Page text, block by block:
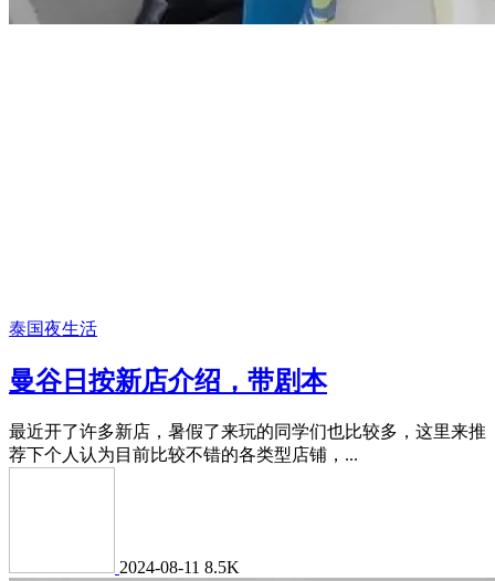
泰国夜生活
曼谷日按新店介绍，带剧本
最近开了许多新店，暑假了来玩的同学们也比较多，这里来推
荐下个人认为目前比较不错的各类型店铺，...
2024-08-11 8.5K